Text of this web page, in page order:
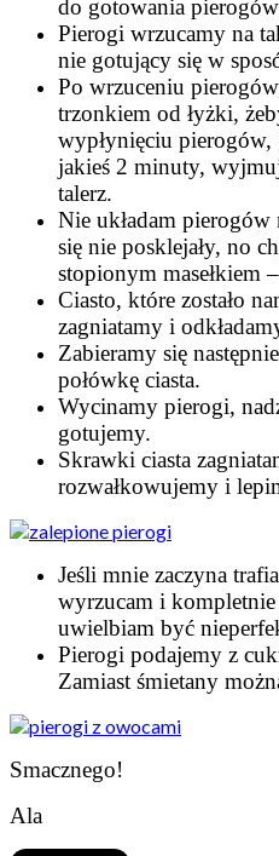
do gotowania
Pierogi wrzucamy na
nie gotujący się w
Po wrzuceniu
trzonkiem od łyżki,
wypłynięciu pierogów,
jakieś 2 minuty,
talerz.
Nie układam
się nie posklejały, no
stopionym masełkiem
Ciasto, które zostało
zagniatamy i
Zabieramy się
połówkę ciasta.
Wycinamy pierogi,
gotujemy.
Skrawki ciasta
rozwałkowujemy i
Jeśli mnie zaczyna
wyrzucam i
uwielbiam być
Pierogi podajemy z
Zamiast śmietany
Smacznego!
Ala